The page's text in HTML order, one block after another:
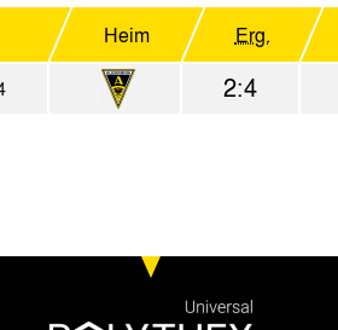
Heim Erg.
2:4